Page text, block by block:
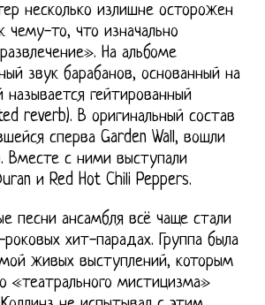
несколько излишне осторожен
чему-то, что изначально
На альбоме
звук барабанов, основанный на
гейтированный
reverb). В оригинальный состав
сперва Garden Wall, вошли
Вместе с ними выступали
и Red Hot Chili Peppers.
песни ансамбля всё чаще стали
хит-парадах. Группа была
живых выступлений, которым
«театрального мистицизма»